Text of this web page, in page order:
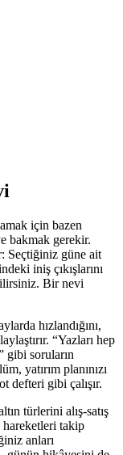
için bazen
bakmak gerekir.
Seçtiğiniz güne ait
iniş çıkışlarını
Bir nevi
hızlandığını,
“Yazları hep
gibi soruların
yatırım planınızı
defteri gibi çalışır.
türlerini alış-satış
hareketleri takip
anları